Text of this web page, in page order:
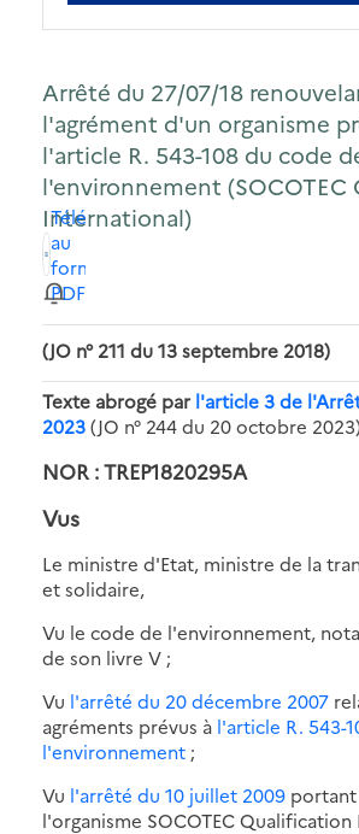
Arrêté du 27/07/18
l'agrément d'un organisme
l'article R. 543-108 du code
l'environnement (SOCOTEC
International)
Télécharger
au
format
PDF
(JO n° 211 du 13 septembre 2018)
Texte abrogé par l'article 3 de
2023(JO n° 244 du 20 octobre
NOR : TREP1820295A
Vus
Le ministre d'Etat, ministre de la
et solidaire,
Vu le code de l'environnement,
de son livre V ;
Vu l'arrêté du 20 décembre 2007
agréments prévus à l'article R. 543-
l'environnement ;
Vu l'arrêté du 10 juillet 2009 portant
l'organisme SOCOTEC